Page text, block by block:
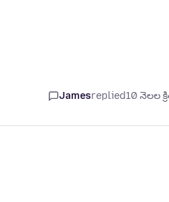
Jamesreplied10 నెలల